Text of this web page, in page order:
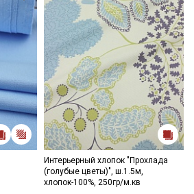
Интерьерный хлопок "Прохлада
(голубые цветы)", ш.1.5м,
хлопок-100%, 250гр/м.кв